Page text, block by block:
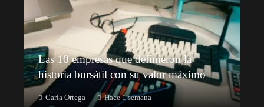
Las 10 empresas que definieron la
historia bursátil con su valor máximo
Carla Ortega Hace 1 semana